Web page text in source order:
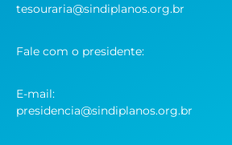
tesouraria@sindiplanos.org.br
Fale com o presidente:
E-mail:
presidencia@sindiplanos.org.br